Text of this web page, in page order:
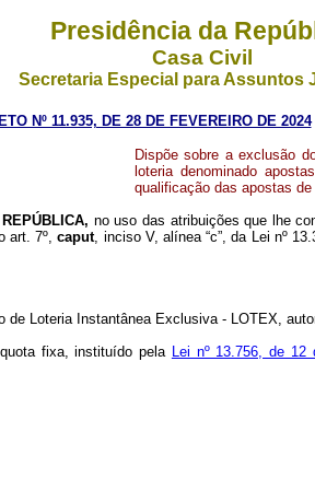
Presidência da
Casa Civil
Secretaria Especial para Assuntos
Nº 11.935, DE 28 DE FEVEREIRO DE 2024
Dispõe sobre a exclusão
loteria denominado
qualificação das apostas
no uso das atribuições que lhe
art. 7º,caput, inciso V, alínea “c”, da Lei nº
Loteria Instantânea Exclusiva - LOTEX,
fixa, instituído pela Lei nº 13.756, de 12